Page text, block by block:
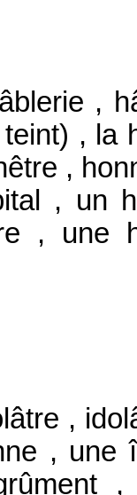
,
, la
,
, un
,
,
, une